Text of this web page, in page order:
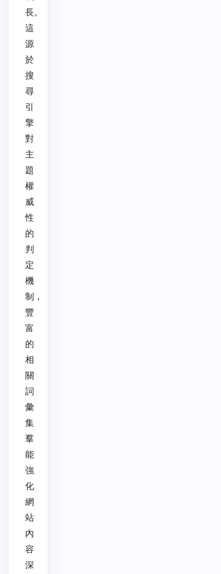
長。
這
源
於
搜
尋
引
擎
對
主
題
權
威
性
的
判
定
機
制，
豐
富
的
相
關
詞
彙
集
羣
能
強
化
網
站
內
容
深